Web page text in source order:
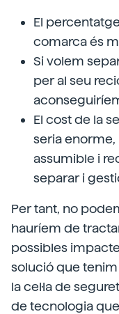
El
comarca és
Si volem
per al seu
El cost de la
seria
assumible i
separar i
Per tant, no
hauríem de
possibles
solució que
la cel·la de
de tecnologia